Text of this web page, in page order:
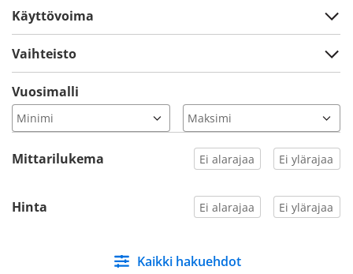
Käyttövoima
Vaihteisto
Vuosimalli
Mittarilukema
Hinta
Kaikki hakuehdot